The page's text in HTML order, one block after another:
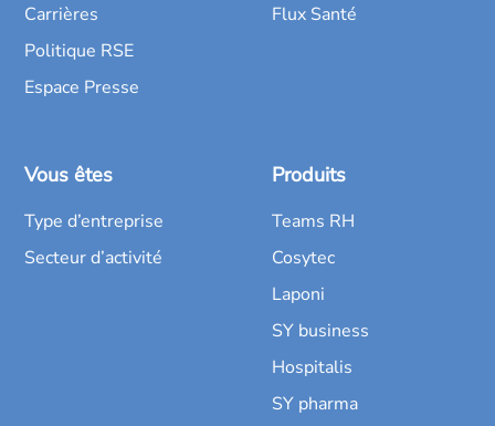
Carrières
Politique RSE
Espace Presse
Flux Santé
Vous êtes
Type d’entreprise
Secteur d’activité
Produits
Teams RH
Cosytec
Laponi
SY business
Hospitalis
SY pharma